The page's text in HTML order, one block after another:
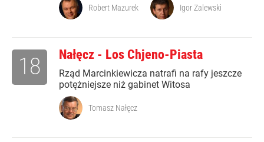
Robert Mazurek Igor Zalewski
Nałęcz - Los Chjeno-Piasta
Rząd Marcinkiewicza natrafi na rafy jeszcze
potężniejsze niż gabinet Witosa
18
Tomasz Nałęcz